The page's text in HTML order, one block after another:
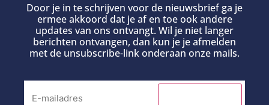
Door je in te schrijven voor de nieuwsbrief ga je
ermee akkoord dat je af en toe ook andere
updates van ons ontvangt. Wil je niet langer
berichten ontvangen, dan kun je je afmelden
met de unsubscribe-link onderaan onze mails.